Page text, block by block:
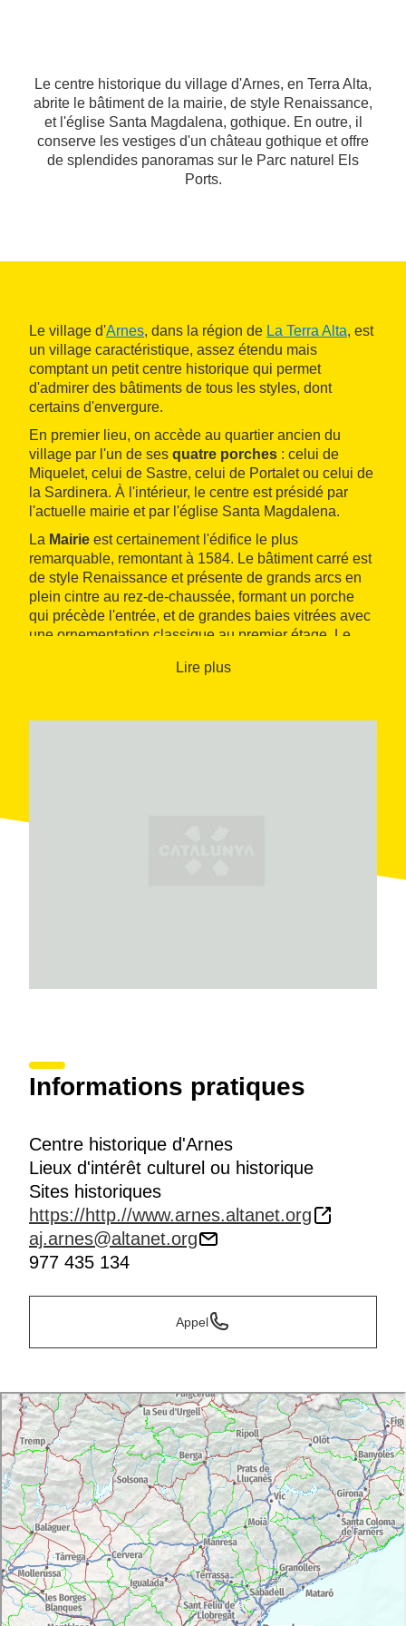
Le centre historique du village d'Arnes, en Terra Alta,
abrite le bâtiment de la mairie, de style Renaissance,
et l'église Santa Magdalena, gothique. En outre, il
conserve les vestiges d'un château gothique et offre
de splendides panoramas sur le Parc naturel Els
Ports.
Le village d'Arnes, dans la région de La Terra Alta, est
un village caractéristique, assez étendu mais
comptant un petit centre historique qui permet
d'admirer des bâtiments de tous les styles, dont
certains d'envergure.
En premier lieu, on accède au quartier ancien du
village par l'un de ses quatre porches : celui de
Miquelet, celui de Sastre, celui de Portalet ou celui de
la Sardinera. À l'intérieur, le centre est présidé par
l'actuelle mairie et par l'église Santa Magdalena.
La Mairie est certainement l'édifice le plus
remarquable, remontant à 1584. Le bâtiment carré est
de style Renaissance et présente de grands arcs en
plein cintre au rez-de-chaussée, formant un porche
qui précède l'entrée, et de grandes baies vitrées avec
une ornementation classique au premier étage. Le
en plein cintre et par-dessus une toiture ornée d'une
L'église Santa Magdalenaest de style gothique à
Lire plus
Informations pratiques
Centre historique d'Arnes
Lieux d'intérêt culturel ou historique
Sites historiques
https://http.//www.arnes.altanet.org
aj.arnes@altanet.org
977 435 134
Appel